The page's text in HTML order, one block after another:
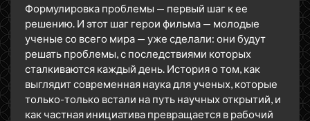
Формулировка проблемы — первый шаг к ее
решению. И этот шаг герои фильма — молодые
ученые со всего мира — уже сделали: они будут
решать проблемы, с последствиями которых
сталкиваются каждый день. История о том, как
выглядит современная наука для ученых, которые
только-только встали на путь научных открытий, и
как частная инициатива превращается в рабочий